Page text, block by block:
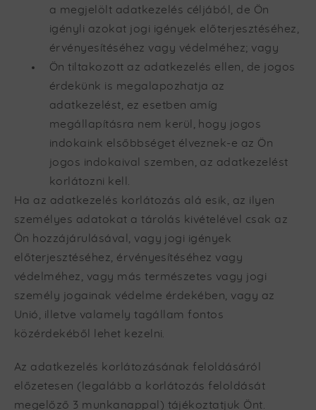
a megjelölt adatkezelés céljából, de Ön
igényli azokat jogi igények előterjesztéséhez,
érvényesítéséhez vagy védelméhez; vagy
Ön tiltakozott az adatkezelés ellen, de jogos
érdekünk is megalapozhatja az
adatkezelést, ez esetben amíg
megállapításra nem kerül, hogy jogos
indokaink elsőbbséget élveznek-e az Ön
jogos indokaival szemben, az adatkezelést
korlátozni kell.
Ha az adatkezelés korlátozás alá esik, az ilyen
személyes adatokat a tárolás kivételével csak az
Ön hozzájárulásával, vagy jogi igények
előterjesztéséhez, érvényesítéséhez vagy
védelméhez, vagy más természetes vagy jogi
személy jogainak védelme érdekében, vagy az
Unió, illetve valamely tagállam fontos
közérdekéből lehet kezelni.
Az adatkezelés korlátozásának feloldásáról
előzetesen (legalább a korlátozás feloldását
megelőző 3 munkanappal) tájékoztatjuk Önt.